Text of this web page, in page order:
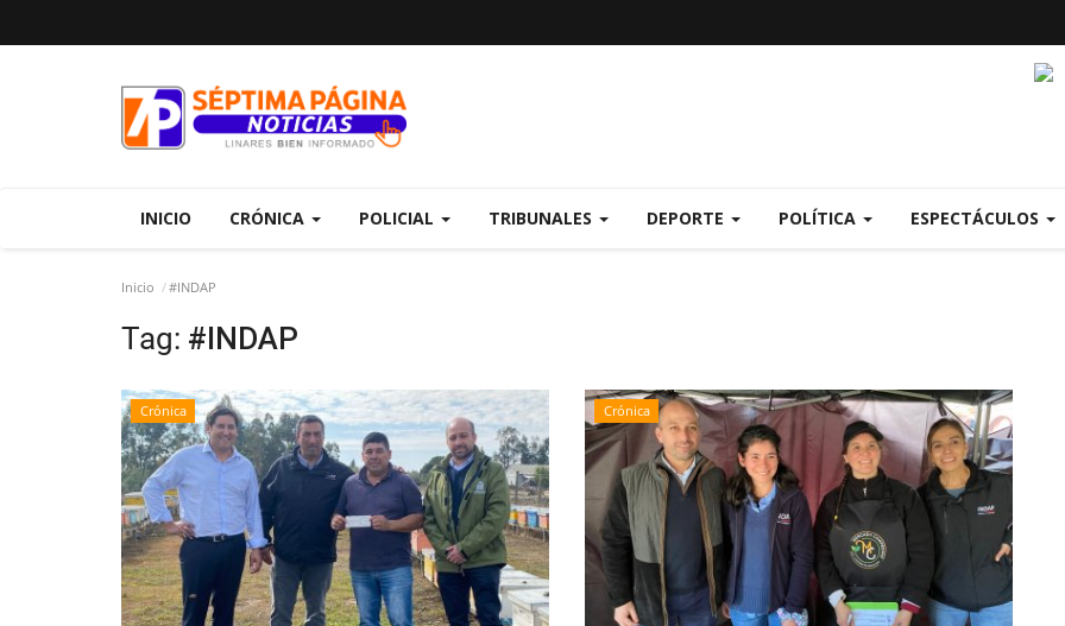
INICIO CRÓNICA POLICIAL TRIBUNALES DEPORTE POLÍTICA ESPECTÁCULOS
Inicio #INDAP
Tag: #INDAP
Crónica Crónica